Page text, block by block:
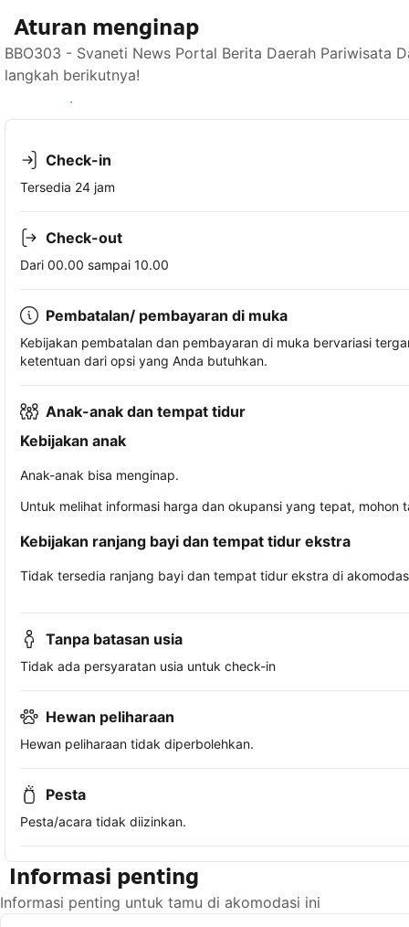
Aturan menginap
BBO303 - Svaneti News Portal Berita Daerah Pariwisata
langkah berikutnya!
Lihat ketersediaan
Check-in
Tersedia 24 jam
Check-out
Dari 00.00 sampai 10.00
Pembatalan/ pembayaran di muka
Kebijakan pembatalan dan pembayaran di muka bervariasi
ketentuan dari opsi yang Anda butuhkan.
Anak-anak dan tempat tidur
Kebijakan anak
Anak-anak bisa menginap.
Untuk melihat informasi harga dan okupansi yang tepat,
Kebijakan ranjang bayi dan tempat tidur ekstra
Tidak tersedia ranjang bayi dan tempat tidur ekstra di
Tanpa batasan usia
Tidak ada persyaratan usia untuk check-in
Hewan peliharaan
Hewan peliharaan tidak diperbolehkan.
Pesta
Pesta/acara tidak diizinkan.
Informasi penting
Informasi penting untuk tamu di akomodasi ini